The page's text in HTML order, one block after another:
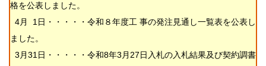
格を公表しました。
4月 1日・・・・・令和８年度工 事の発注見通し一覧表を公表し
ました。
3月31日・・・・・ 令和8年3月27日入札の入札結果及び契約調書